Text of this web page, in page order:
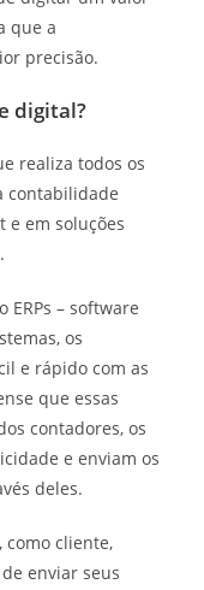
que a
precisão.
digital?
realiza todos os
contabilidade
em soluções
ERPs – software
os
e rápido com as
que essas
contadores, os
e enviam os
deles.
como cliente,
enviar seus